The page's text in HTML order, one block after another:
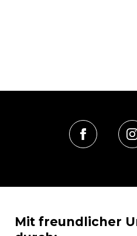
Mit freundlicher